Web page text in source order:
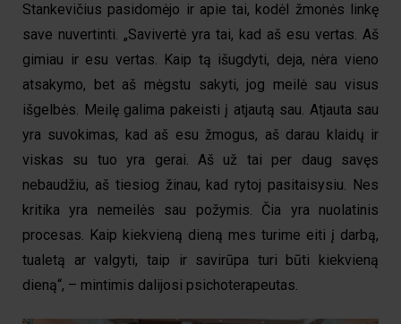
Stankevičius pasidomėjo ir apie tai, kodėl žmonės linkę
save nuvertinti. „Savivertė yra tai, kad aš esu vertas. Aš
gimiau ir esu vertas. Kaip tą išugdyti, deja, nėra vieno
atsakymo, bet aš mėgstu sakyti, jog meilė sau visus
išgelbės. Meilę galima pakeisti į atjautą sau. Atjauta sau
yra suvokimas, kad aš esu žmogus, aš darau klaidų ir
viskas su tuo yra gerai. Aš už tai per daug savęs
nebaudžiu, aš tiesiog žinau, kad rytoj pasitaisysiu. Nes
kritika yra nemeilės sau požymis. Čia yra nuolatinis
procesas. Kaip kiekvieną dieną mes turime eiti į darbą,
tualetą ar valgyti, taip ir savirūpa turi būti kiekvieną
dieną“, – mintimis dalijosi psichoterapeutas.